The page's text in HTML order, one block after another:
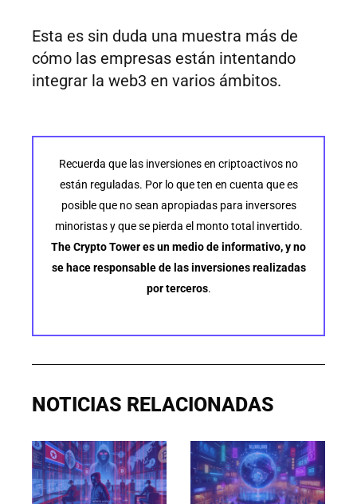
Esta es sin duda una muestra más de
cómo las empresas están intentando
integrar la web3 en varios ámbitos.
Recuerda que las inversiones en criptoactivos no
están reguladas. Por lo que ten en cuenta que es
posible que no sean apropiadas para inversores
minoristas y que se pierda el monto total invertido.
The Crypto Tower es un medio de informativo, y no
se hace responsable de las inversiones realizadas
por terceros.
NOTICIAS RELACIONADAS